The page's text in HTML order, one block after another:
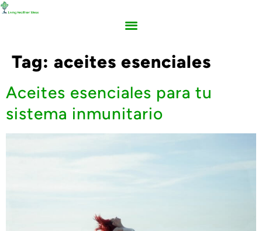
Tag: aceites esenciales
Aceites esenciales para tu
sistema inmunitario